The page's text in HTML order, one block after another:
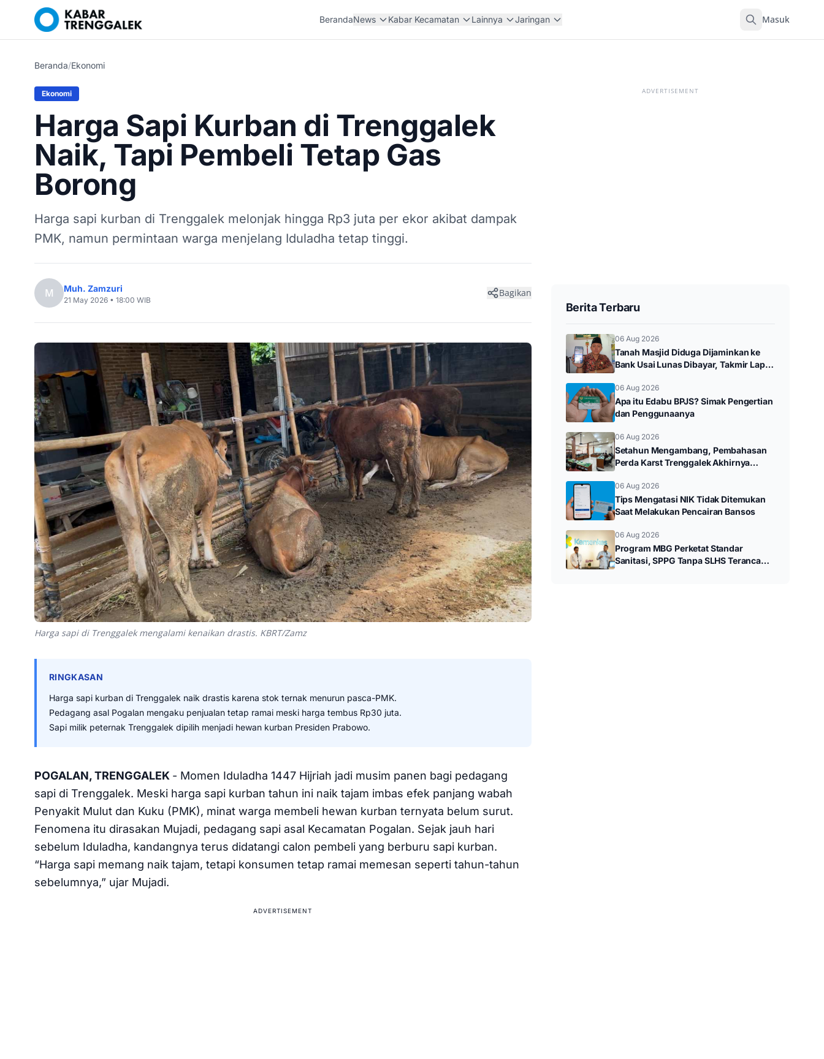
BerandaNews Kabar Kecamatan Lainnya Jaringan Masuk
Beranda/Ekonomi
Ekonomi
Harga Sapi Kurban di Trenggalek
Naik, Tapi Pembeli Tetap Gas
Borong
Harga sapi kurban di Trenggalek melonjak hingga Rp3 juta per ekor akibat dampak
PMK, namun permintaan warga menjelang Iduladha tetap tinggi.
M Muh. Zamzuri
21 May 2026 • 18:00 WIB
Bagikan
Harga sapi di Trenggalek mengalami kenaikan drastis. KBRT/Zamz
RINGKASAN
Harga sapi kurban di Trenggalek naik drastis karena stok ternak menurun pasca-PMK.
Pedagang asal Pogalan mengaku penjualan tetap ramai meski harga tembus Rp30 juta.
Sapi milik peternak Trenggalek dipilih menjadi hewan kurban Presiden Prabowo.
POGALAN, TRENGGALEK - Momen Iduladha 1447 Hijriah jadi musim panen bagi pedagang
sapi di Trenggalek. Meski harga sapi kurban tahun ini naik tajam imbas efek panjang wabah
Penyakit Mulut dan Kuku (PMK), minat warga membeli hewan kurban ternyata belum surut.
Fenomena itu dirasakan Mujadi, pedagang sapi asal Kecamatan Pogalan. Sejak jauh hari
sebelum Iduladha, kandangnya terus didatangi calon pembeli yang berburu sapi kurban.
“Harga sapi memang naik tajam, tetapi konsumen tetap ramai memesan seperti tahun-tahun
sebelumnya,” ujar Mujadi.
ADVERTISEMENT
ADVERTISEMENT
Berita Terbaru
06 Aug 2026
Tanah Masjid Diduga Dijaminkan ke
Bank Usai Lunas Dibayar, Takmir Lapor
06 Aug 2026
Apa itu Edabu BPJS? Simak Pengertian
dan Penggunaanya
06 Aug 2026
Setahun Mengambang, Pembahasan
Perda Karst Trenggalek Akhirnya
06 Aug 2026
Tips Mengatasi NIK Tidak Ditemukan
Saat Melakukan Pencairan Bansos
06 Aug 2026
Program MBG Perketat Standar
Sanitasi, SPPG Tanpa SLHS Terancam